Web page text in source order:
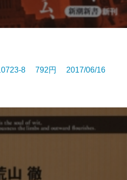
8 792円 2017/06/16